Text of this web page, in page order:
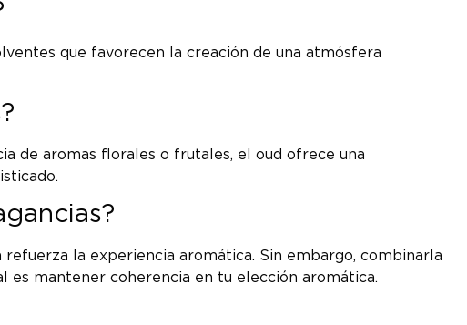
que favorecen la creación de una atmósfera
de aromas florales o frutales, el oud ofrece una
la experiencia aromática. Sin embargo, combinarla
mantener coherencia en tu elección aromática.